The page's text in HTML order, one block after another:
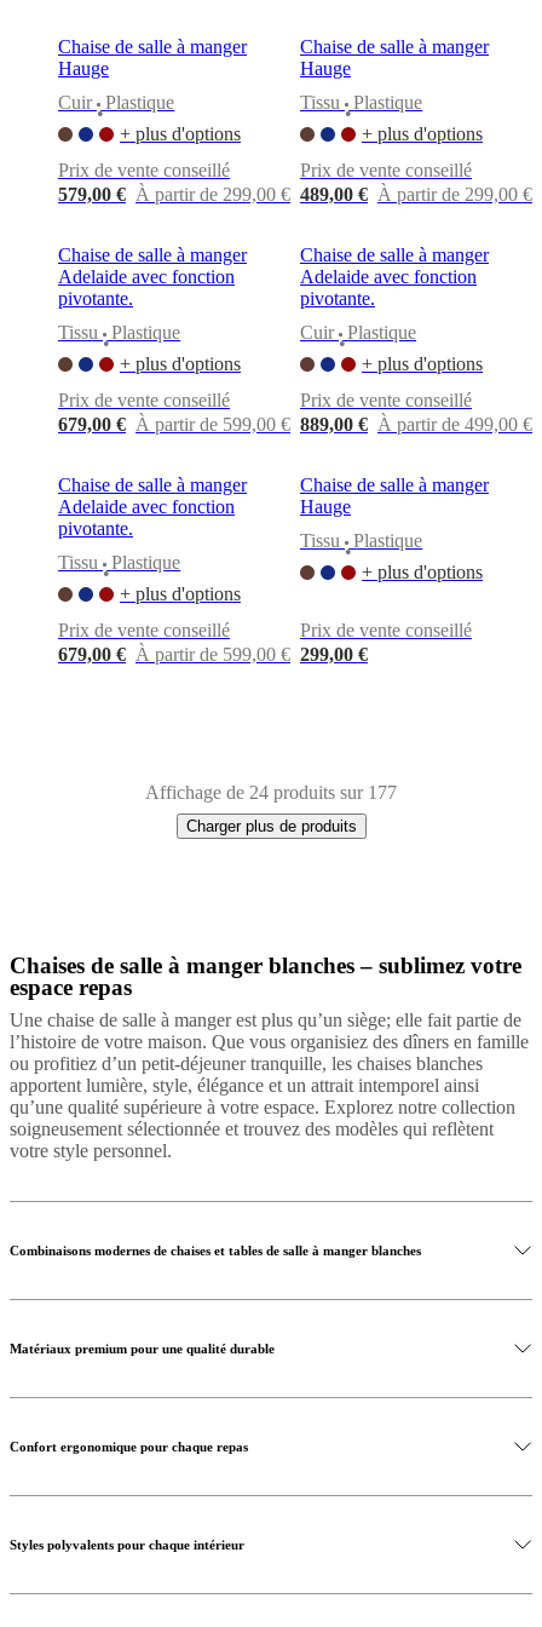
Chaise de salle à manger
Hauge
Cuir
•
Plastique
+ plus d'options
Prix de vente conseillé
579,00 € À partir de 299,00 €
Chaise de salle à manger
Hauge
Tissu
•
Plastique
+ plus d'options
Prix de vente conseillé
489,00 € À partir de 299,00 €
Chaise de salle à manger
Adelaide avec fonction
pivotante.
Tissu
•
Plastique
+ plus d'options
Prix de vente conseillé
679,00 € À partir de 599,00 €
Chaise de salle à manger
Adelaide avec fonction
pivotante.
Cuir
•
Plastique
+ plus d'options
Prix de vente conseillé
889,00 € À partir de 499,00 €
Chaise de salle à manger
Adelaide avec fonction
pivotante.
Tissu
•
Plastique
+ plus d'options
Prix de vente conseillé
679,00 € À partir de 599,00 €
Chaise de salle à manger
Hauge
Tissu
•
Plastique
+ plus d'options
Prix de vente conseillé
299,00 €
Affichage de 24 produits sur 177
Charger plus de produits
Next
page
BlancBeige GrisNoir BleuVertRougeMarronJauneTissuPlastiqueCuir
Chaises de salle à manger blanches – sublimez votre
espace repas
Une chaise de salle à manger est plus qu’un siège; elle fait partie de
l’histoire de votre maison. Que vous organisiez des dîners en famille
ou profitiez d’un petit-déjeuner tranquille, les chaises blanches
apportent lumière, style, élégance et un attrait intemporel ainsi
qu’une qualité supérieure à votre espace. Explorez notre collection
soigneusement sélectionnée et trouvez des modèles qui reflètent
votre style personnel.
Combinaisons modernes de chaises et tables de salle à manger blanches
Matériaux premium pour une qualité durable
Confort ergonomique pour chaque repas
Styles polyvalents pour chaque intérieur